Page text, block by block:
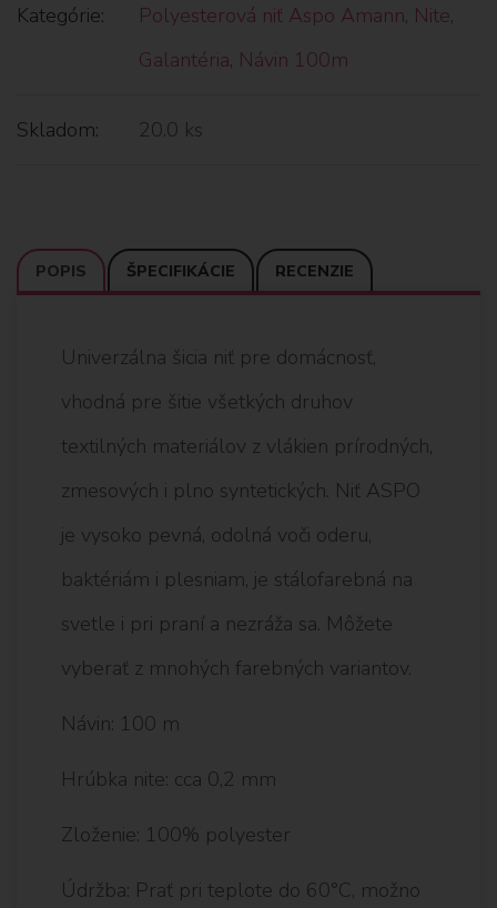
Kategórie: Polyesterová niť Aspo Amann, Nite,
Galantéria, Návin 100m
Skladom: 20.0 ks
POPIS ŠPECIFIKÁCIE RECENZIE
Univerzálna šicia niť pre domácnosť,
vhodná pre šitie všetkých druhov
textilných materiálov z vlákien prírodných,
zmesových i plno syntetických. Niť ASPO
je vysoko pevná, odolná voči oderu,
baktériám i plesniam, je stálofarebná na
svetle i pri praní a nezráža sa. Môžete
vyberať z mnohých farebných variantov.
Návin: 100 m
Hrúbka nite: cca 0,2 mm
Zloženie: 100% polyester
Údržba: Prať pri teplote do 60°C, možno